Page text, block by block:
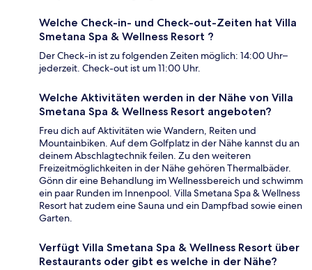
Welche Check-in- und Check-out-Zeiten hat Villa
Smetana Spa & Wellness Resort ?
Der Check-in ist zu folgenden Zeiten möglich: 14:00 Uhr–
jederzeit. Check-out ist um 11:00 Uhr.
Welche Aktivitäten werden in der Nähe von Villa
Smetana Spa & Wellness Resort angeboten?
Freu dich auf Aktivitäten wie Wandern, Reiten und
Mountainbiken. Auf dem Golfplatz in der Nähe kannst du an
deinem Abschlagtechnik feilen. Zu den weiteren
Freizeitmöglichkeiten in der Nähe gehören Thermalbäder.
Gönn dir eine Behandlung im Wellnessbereich und schwimm
ein paar Runden im Innenpool. Villa Smetana Spa & Wellness
Resort hat zudem eine Sauna und ein Dampfbad sowie einen
Garten.
Verfügt Villa Smetana Spa & Wellness Resort über
Restaurants oder gibt es welche in der Nähe?